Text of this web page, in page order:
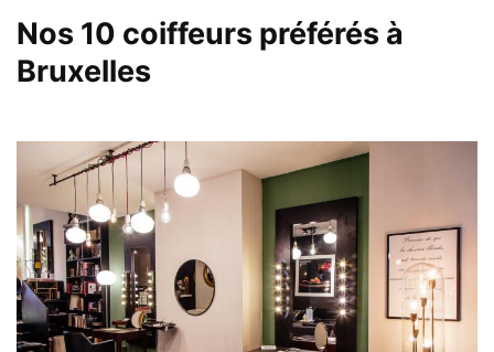
Nos 10 coiffeurs préférés à
Bruxelles